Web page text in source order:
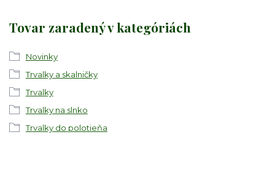
Tovar zaradený v kategóriách
Novinky
Trvalky a skalničky
Trvalky
Trvalky na slnko
Trvalky do polotieňa